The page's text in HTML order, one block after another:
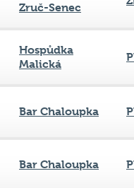
Zruč-Senec
Hospůdka
Malická
Bar Chaloupka
Bar Chaloupka